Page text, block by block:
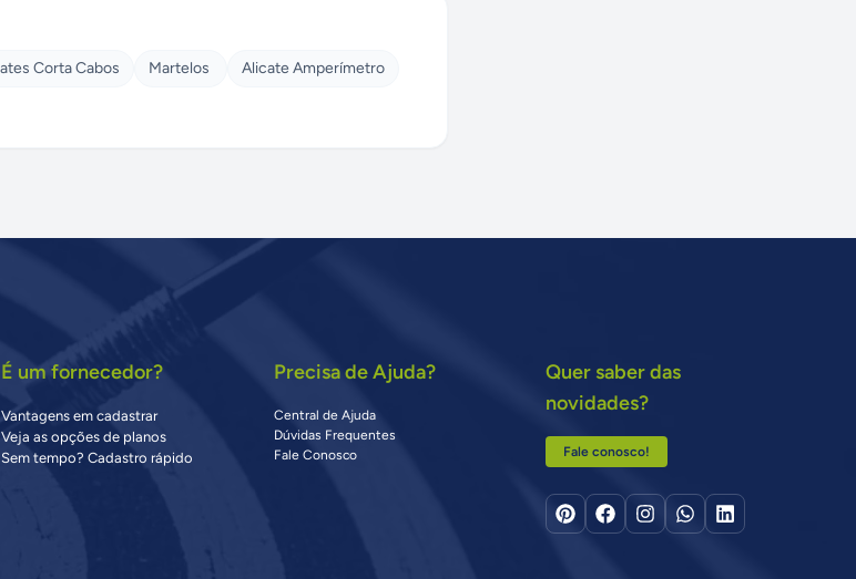
Corta Cabos Martelos
Alicate Amperímetro
É um fornecedor?
Vantagens em cadastrar
Veja as opções de planos
Sem tempo? Cadastro rápido
Precisa de Ajuda?
Central de Ajuda
Dúvidas Frequentes
Fale Conosco
Quer saber das
novidades?
Fale conosco!